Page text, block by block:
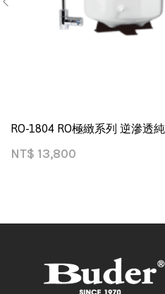
RO-1804 RO極緻系列 逆滲透
NT$ 13,800